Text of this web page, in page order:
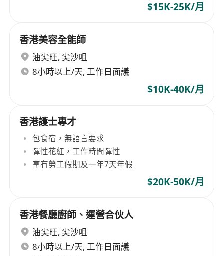
$15K-25K/月
香港美容全能師
油尖旺, 尖沙咀
8小時以上/天, 工作日面議
$10K-40K/月
香港護士專才
包食宿，無語言要求
彈性花紅，工作時間彈性
享有勞工假期及一年7天年假
$20K-50K/月
香港餐廳廚師、運營合伙人
油尖旺, 尖沙咀
8小時以上/天, 工作日面議